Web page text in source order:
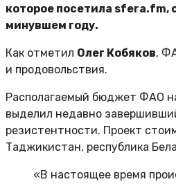
которое посетила sfera.fm,
минувшем году.
Как отметил Олег Кобяков,
и продовольствия.
Располагаемый бюджет ФАО
выделил недавно
резистентности. Проект
Таджикистан, республика
«В настоящее время